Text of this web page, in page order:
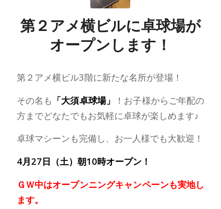
第２アメ横ビルに卓球場が
オープンします！
第２アメ横ビル3階に新たな名所が登場！
その名も 「大須卓球場」
！お子様からご年配の
方までどなたでもお気軽に卓球が楽しめます♪
卓球マシーンも完備し、お一人様でも大歓迎！
4月27日（土）朝10時オープン！
ＧＷ中はオープンニングキャンペーンも実地し
ます。